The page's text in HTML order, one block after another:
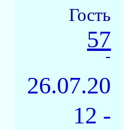
Гость
57
-
26.07.20
12 -